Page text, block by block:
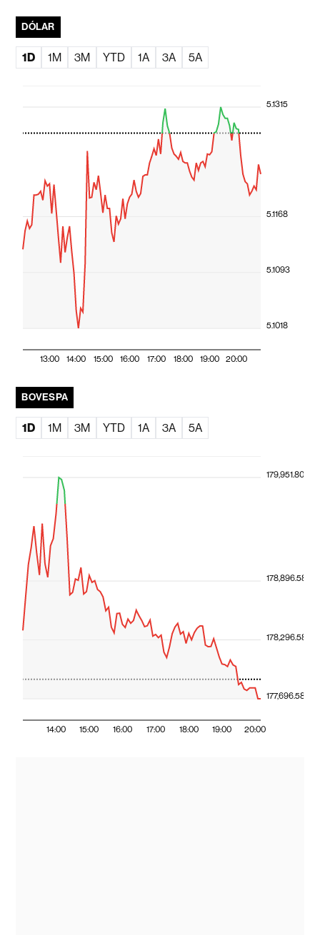
DÓLAR
1D 1M 3M YTD 1A 3A 5A
13:00 14:00 15:00 16:00 17:00 18:00 19:00 20:00
5.1018
5.1093
5.1168
5.1315
BOVESPA
1D 1M 3M YTD 1A 3A 5A
14:00 15:00 16:00 17:00 18:00 19:00 20:00
177,696.58
178,296.58
178,896.58
179,951.80